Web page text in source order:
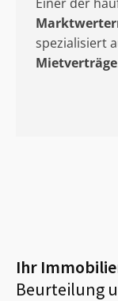
spezialisiert
Mietverträge
Ihr
Beurteilung